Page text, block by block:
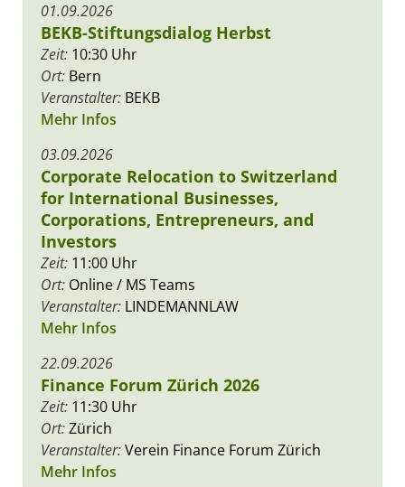
01.09.2026
BEKB-Stiftungsdialog Herbst
Zeit: 10:30 Uhr
Ort: Bern
Veranstalter: BEKB
Mehr Infos
03.09.2026
Corporate Relocation to Switzerland
for International Businesses,
Corporations, Entrepreneurs, and
Investors
Zeit: 11:00 Uhr
Ort: Online / MS Teams
Veranstalter: LINDEMANNLAW
Mehr Infos
22.09.2026
Finance Forum Zürich 2026
Zeit: 11:30 Uhr
Ort:Zürich
Veranstalter:Verein Finance Forum Zürich
Mehr Infos